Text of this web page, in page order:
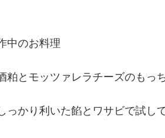
中のお料理
粕とモッツァレラチーズのもっ
っかり利いた餡とワサビで試し